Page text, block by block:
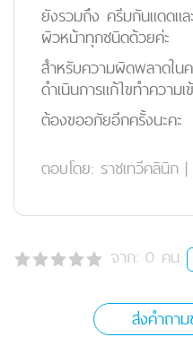
ยังรวมถึง ครีมกันแดดแ
ผิวหน้าทุกชนิดด้วยค่ะ
สำหรับความผิดพลาดใน
ดำเนินการแก้ไขทำความ
ต้องขออภัยอีกครั้งนะคะ
ตอบโดย: ราชเทวีคลินิก |
จาก: 0 คน
ส่งคำถา